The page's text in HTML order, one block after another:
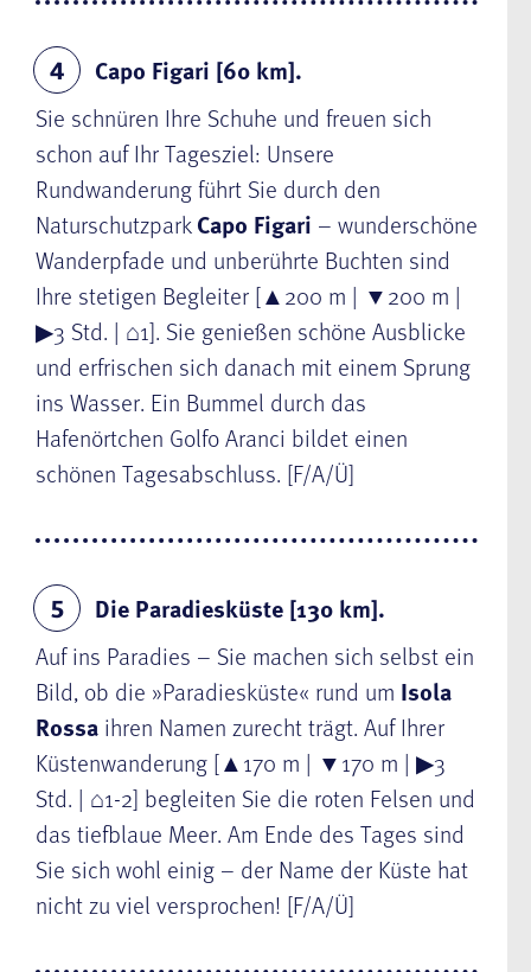
4
Capo Figari [60 km].
Sie schnüren Ihre Schuhe und freuen sich
schon auf Ihr Tagesziel: Unsere
Rundwanderung führt Sie durch den
NaturschutzparkCapo Figari – wunderschöne
Wanderpfade und unberührte Buchten sind
Ihre stetigen Begleiter [▲200 m | ▼200 m |
▶3 Std. | ⌂1]. Sie genießen schöne Ausblicke
und erfrischen sich danach mit einem Sprung
ins Wasser. Ein Bummel durch das
Hafenörtchen Golfo Aranci bildet einen
schönen Tagesabschluss. [F/A/Ü]
5
Die Paradiesküste [130 km].
Auf ins Paradies – Sie machen sich selbst ein
Bild, ob die »Paradiesküste« rund um Isola
Rossa ihren Namen zurecht trägt. Auf Ihrer
Küstenwanderung [▲170 m | ▼170 m | ▶3
Std. | ⌂1-2] begleiten Sie die roten Felsen und
das tiefblaue Meer. Am Ende des Tages sind
Sie sich wohl einig – der Name der Küste hat
nicht zu viel versprochen! [F/A/Ü]